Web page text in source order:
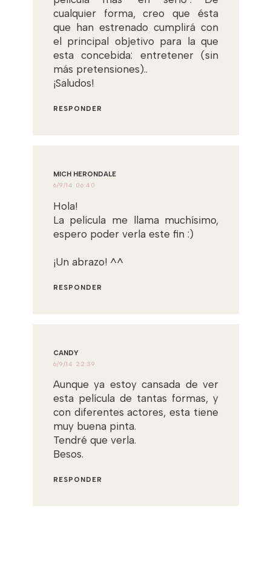
cualquier forma, creo que ésta
que han estrenado cumplirá con
el principal objetivo para la que
esta concebida: entretener (sin
más pretensiones)..
¡Saludos!
RESPONDER
MICH HERONDALE
6/9/14 06:40
Hola!
La película me llama muchísimo,
espero poder verla este fin :)
¡Un abrazo! ^^
RESPONDER
CANDY
6/9/14 22:39
Aunque ya estoy cansada de ver
esta película de tantas formas, y
con diferentes actores, esta tiene
muy buena pinta.
Tendré que verla.
Besos.
RESPONDER